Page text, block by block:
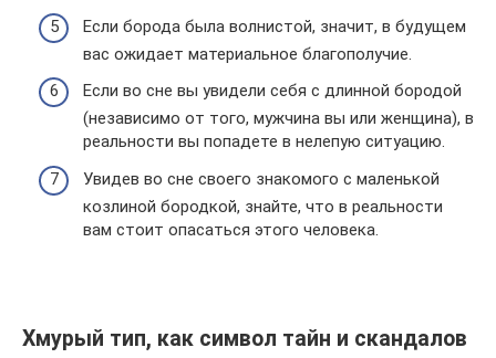
Если борода была волнистой, значит, в будущем
вас ожидает материальное благополучие.
Если во сне вы увидели себя с длинной бородой
(независимо от того, мужчина вы или женщина), в
реальности вы попадете в нелепую ситуацию.
Увидев во сне своего знакомого с маленькой
козлиной бородкой, знайте, что в реальности
вам стоит опасаться этого человека.
Хмурый тип, как символ тайн и скандалов